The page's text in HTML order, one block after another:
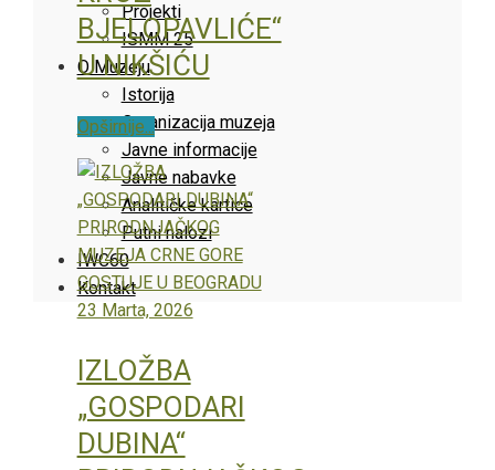
Projekti
ISMM 25
O Muzeju
Istorija
Organizacija muzeja
Javne informacije
Javne nabavke
Analitičke kartice
Putni nalozi
IWC60
Kontakt
BJELOPAVLIĆE“
U NIKŠIĆU
Opširnije...
23 Marta, 2026
IZLOŽBA
„GOSPODARI
DUBINA“